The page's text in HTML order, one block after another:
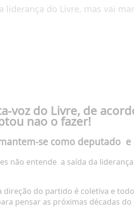
liderança do Livre, mas vai
voz do Livre, de
nao o fazer!
se como deputado
não entende a saída da
direção do partido é coletiva e
pensar as próximas décadas